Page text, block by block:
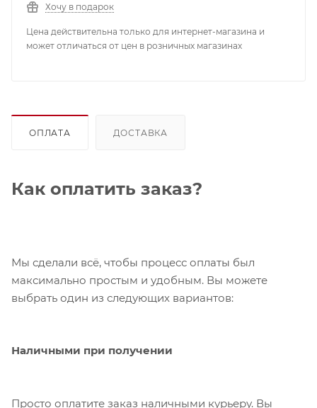
Хочу в подарок
Цена действительна только для интернет-магазина и
может отличаться от цен в розничных магазинах
ОПЛАТА ДОСТАВКА
Как оплатить заказ?
Мы сделали всё, чтобы процесс оплаты был
максимально простым и удобным. Вы можете
выбрать один из следующих вариантов:
Наличными при получении
Просто оплатите заказ наличными курьеру. Вы